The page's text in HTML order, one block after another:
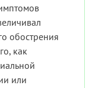
обострения
как
или